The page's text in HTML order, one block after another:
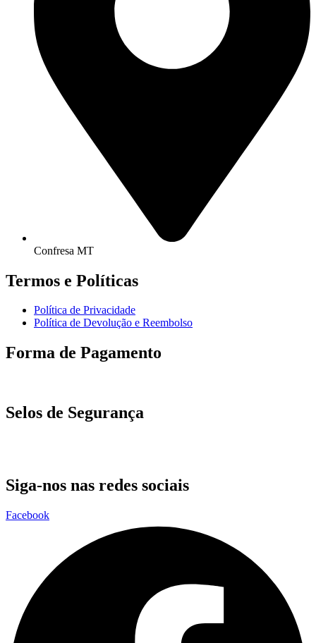
Confresa MT
Termos e Políticas
Política de Privacidade
Política de Devolução e Reembolso
Forma de Pagamento
Selos de Segurança
Siga-nos nas redes sociais
Facebook